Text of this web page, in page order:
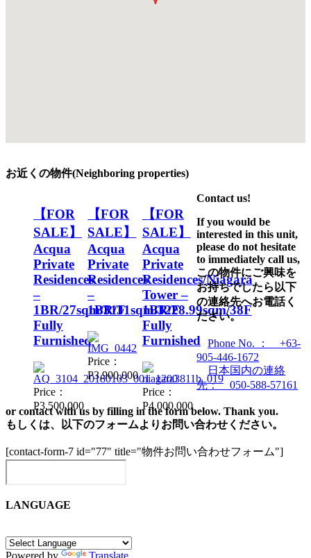
お近くの物件(Neighboring properties)
【FOR
SALE】
Acqua
Private
Residences
–
1BR/27sqm/31F
Fully
Furnished
Price：
P3,500,000
【FOR
SALE】
Acqua
Private
Residences
–
1BR/31sqm/32F
Price：
P3,900,000
【FOR
SALE】
Acqua
Private
Residences/Niagara
Tower –
1BR/28.99sqm/38F
Fully
Furnished
Price：
P4,000,000
Contact us!
If you would be
interested in this unit,
please do not hesitate
to immediately call us,
この物件にご興味を
お持ちでしたら以下
の連絡先へお電話く
ださい。
Phone No. ： +63-
905-446-1672
日本国内の連絡
先： 050-588-57161
or contact with us by filling in the form below. Thank you.
もしくは、以下のフォームよりお問い合わせください。
[contact-form-7 id="77" title="物件お問い合わせフォーム"]
LANGUAGE